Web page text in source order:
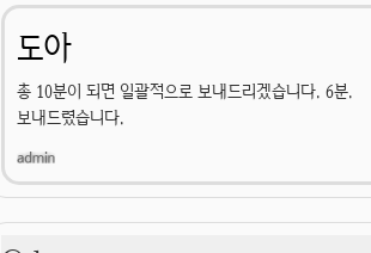
도아
총 10분이 되면 일괄적으로 보내드리겠습니다. 6분.
보내드렸습니다.